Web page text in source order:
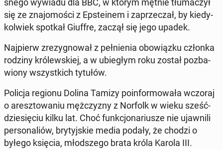
śne­go wywiadu dla BBC, w którym mętnie tłu­ma­czył
się ze zna­jo­mo­ści z Ep­ste­inem i za­prze­czał, by kie­dy­
kol­wiek spotkał Giuffre, zaczął się jego upadek.
Naj­pierw zre­zy­gno­wał z peł­nie­nia obo­wiąz­ku członka
rodziny kró­lew­skiej, a w ubie­głym roku został po­zba­
wio­ny wszyst­kich tytułów.
Policja regionu Dolina Tamizy po­in­for­mo­wa­ła wczoraj
o aresz­to­wa­niu męż­czy­zny z Norfolk w wieku sześć­
dzie­się­ciu kilku lat. Choć funk­cjo­na­riu­sze nie ujaw­ni­li
per­so­na­liów, bry­tyj­skie media podały, że chodzi o
byłego księcia, młod­sze­go brata króla Karola III.